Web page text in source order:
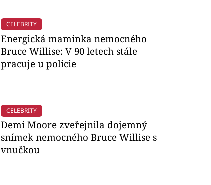
CELEBRITY
Energická maminka nemocného
Bruce Willise: V 90 letech stále
pracuje u policie
CELEBRITY
Demi Moore zveřejnila dojemný
snímek nemocného Bruce Willise s
vnučkou